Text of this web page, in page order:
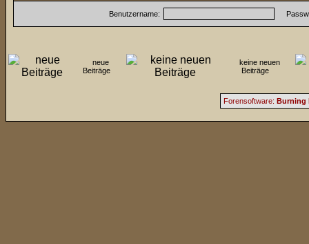
Benutzername:
neue
Beiträge
keine neuen
Beiträge
Forensoftware: Burning